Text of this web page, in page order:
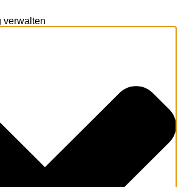
verwalten